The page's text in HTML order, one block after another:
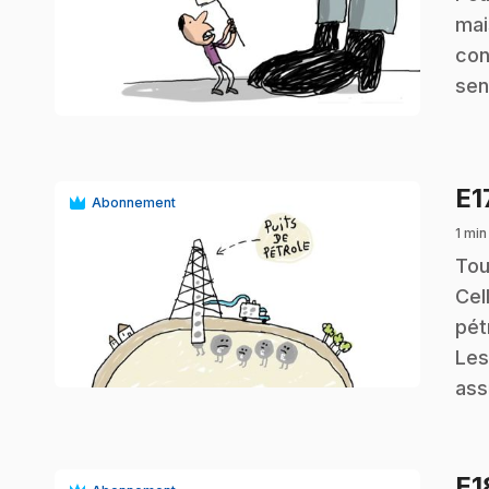
Abonnement
play_circle
1
.